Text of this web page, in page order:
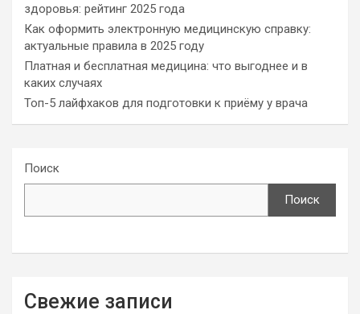
здоровья: рейтинг 2025 года
Как оформить электронную медицинскую справку:
актуальные правила в 2025 году
Платная и бесплатная медицина: что выгоднее и в
каких случаях
Топ-5 лайфхаков для подготовки к приёму у врача
Поиск
Поиск
Свежие записи